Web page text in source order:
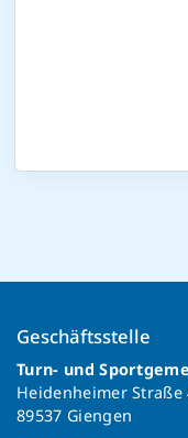
Geschäftsstelle
Turn- und
Heidenheimer Straße
89537 Giengen